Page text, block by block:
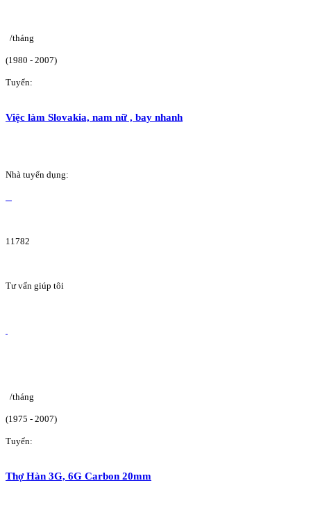
/tháng
(1980 - 2007)
Tuyển:
Việc làm Slovakia, nam nữ , bay nhanh
Nhà tuyển dụng:
11782
Tư vấn giúp tôi
/tháng
(1975 - 2007)
Tuyển:
Thợ Hàn 3G, 6G Carbon 20mm